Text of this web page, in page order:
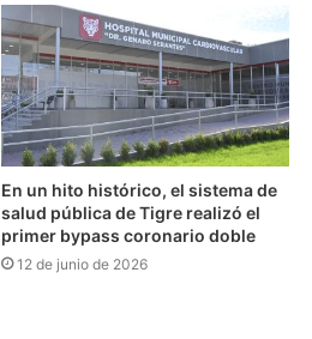
En un hito histórico, el sistema de
salud pública de Tigre realizó el
primer bypass coronario doble
12 de junio de 2026